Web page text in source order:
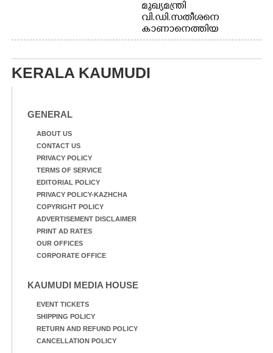
മുഖ്യമന്ത്രി
വി.ഡി.സതീശനെ
കാണാനെത്തിയ
മോഹനൻ നായർ
KERALA KAUMUDI
GENERAL
ABOUT US
CONTACT US
PRIVACY POLICY
TERMS OF SERVICE
EDITORIAL POLICY
PRIVACY POLICY-KAZHCHA
COPYRIGHT POLICY
ADVERTISEMENT DISCLAIMER
PRINT AD RATES
OUR OFFICES
CORPORATE OFFICE
KAUMUDI MEDIA HOUSE
EVENT TICKETS
SHIPPING POLICY
RETURN AND REFUND POLICY
CANCELLATION POLICY